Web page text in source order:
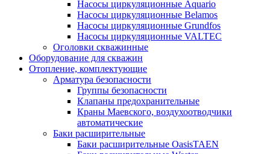
Насосы циркуляционные Aquario
Насосы циркуляционные Belamos
Насосы циркуляционные Grundfos
Насосы циркуляционные VALTEC
Оголовки скважинные
Оборудование для скважин
Отопление, комплектующие
Арматура безопасности
Группы безопасности
Клапаны предохранительные
Краны Маевского, воздухоотводчики
автоматические
Баки расширительные
Баки расширительные OasisTAEN